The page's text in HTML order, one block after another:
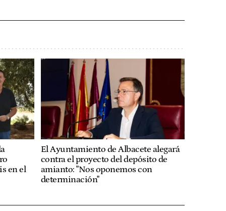
en el
El Ayuntamiento de Albacete alegará
contra el proyecto del depósito de
amianto: "Nos oponemos con
determinación"